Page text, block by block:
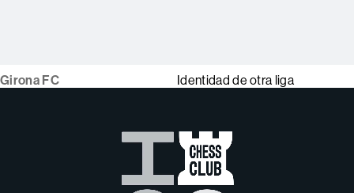
Girona FC Identidad de otra liga